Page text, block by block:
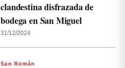
clandestina disfrazada de
bodega en San Miguel
31/12/2024
San Román